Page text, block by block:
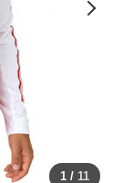
1 / 11